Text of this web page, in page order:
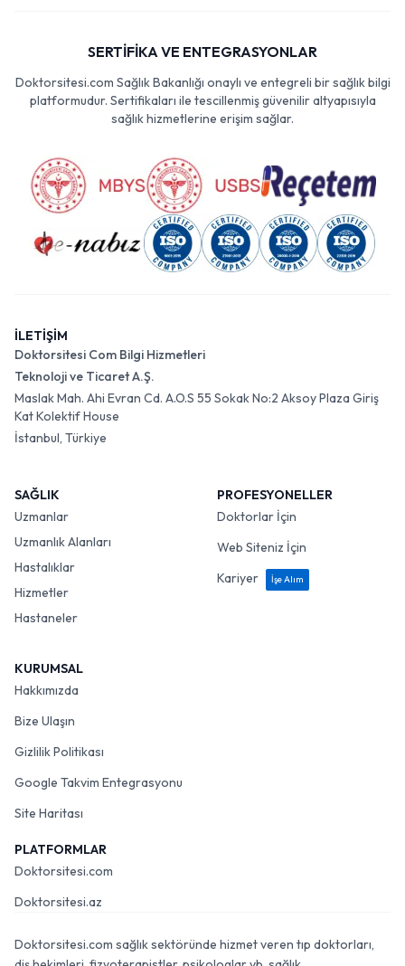
SERTİFİKA VE ENTEGRASYONLAR
Doktorsitesi.com Sağlık Bakanlığı onaylı ve entegreli bir sağlık bilgi
platformudur. Sertifikaları ile tescillenmiş güvenilir altyapısıyla
sağlık hizmetlerine erişim sağlar.
İLETİŞİM
Doktorsitesi Com Bilgi Hizmetleri
Teknoloji ve Ticaret A.Ş.
Maslak Mah. Ahi Evran Cd. A.O.S 55 Sokak No:2 Aksoy Plaza Giriş
Kat Kolektif House
İstanbul, Türkiye
SAĞLIK
Uzmanlar
Uzmanlık Alanları
Hastalıklar
Hizmetler
Hastaneler
PROFESYONELLER
Doktorlar İçin
Web Siteniz İçin
Kariyer
İşe Alım
KURUMSAL
Hakkımızda
Bize Ulaşın
Gizlilik Politikası
Google Takvim Entegrasyonu
Site Haritası
PLATFORMLAR
Doktorsitesi.com
Doktorsitesi.az
Doktorsitesi.com sağlık sektöründe hizmet veren tıp doktorları,